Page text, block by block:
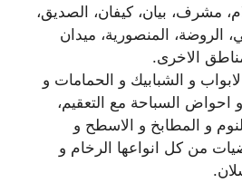
مشرف، بيان، كيفان، الصديق،
الروضة، المنصورية، ميدان
الاخرى.
و الشبابيك و الحمامات و
احواض السباحة مع التعقيم،
و المطابخ و الاسطح و
من كل انواعها الرخام و